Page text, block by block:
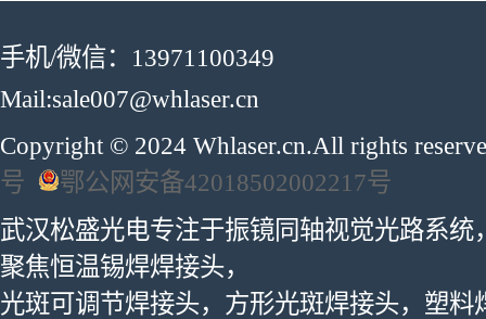
手机/微信：13971100349
Mail:sale007@whlaser.cn
Copyright © 2024 Whlaser.cn.All rights
号
鄂公网安备42018502002217号
武汉松盛光电专注于振镜同轴视觉光路系统
聚焦恒温锡焊焊接头，
光斑可调节焊接头，方形光斑焊接头，塑料